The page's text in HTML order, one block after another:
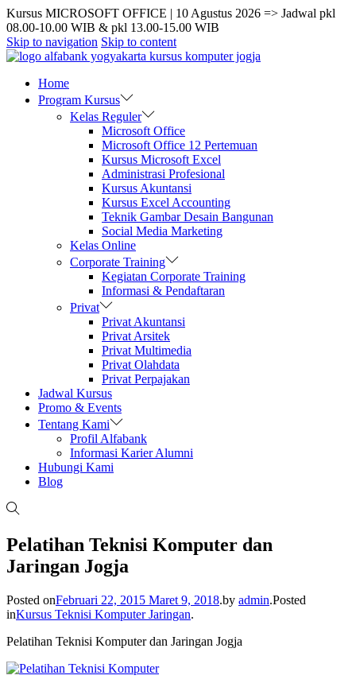
Kursus MICROSOFT OFFICE | 10 Agustus 2026 => Jadwal pkl
08.00-10.00 WIB & pkl 13.00-15.00 WIB
Skip to navigation Skip to content
Home
Program Kursus
Kelas Reguler
Microsoft Office
Microsoft Office 12 Pertemuan
Kursus Microsoft Excel
Administrasi Profesional
Kursus Akuntansi
Kursus Excel Accounting
Teknik Gambar Desain Bangunan
Social Media Marketing
Kelas Online
Corporate Training
Kegiatan Corporate Training
Informasi & Pendaftaran
Privat
Privat Akuntansi
Privat Arsitek
Privat Multimedia
Privat Olahdata
Privat Perpajakan
Jadwal Kursus
Promo & Events
Tentang Kami
Profil Alfabank
Informasi Karier Alumni
Hubungi Kami
Blog
Pelatihan Teknisi Komputer dan
Jaringan Jogja
Posted onFebruari 22, 2015 Maret 9, 2018.by admin.Posted
inKursus Teknisi Komputer Jaringan.
Pelatihan Teknisi Komputer dan Jaringan Jogja